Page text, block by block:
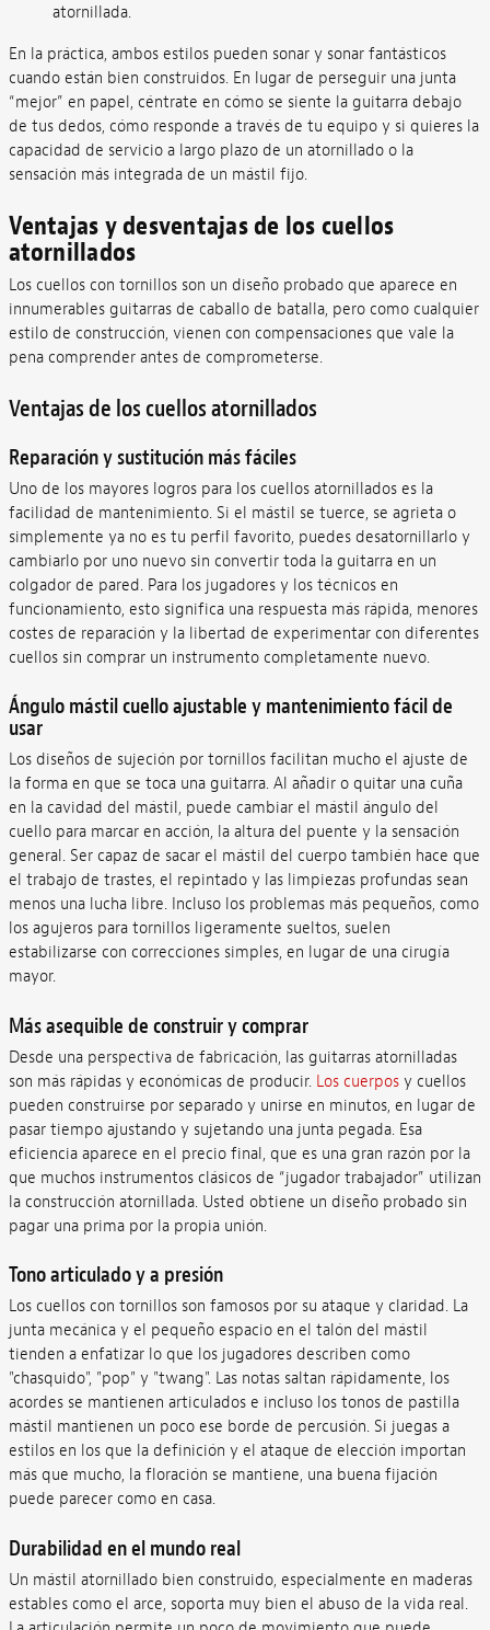
atornillada.
En la práctica, ambos estilos pueden sonar y sonar fantásticos
cuando están bien construidos. En lugar de perseguir una junta
“mejor” en papel, céntrate en cómo se siente la guitarra debajo
de tus dedos, cómo responde a través de tu equipo y si quieres la
capacidad de servicio a largo plazo de un atornillado o la
sensación más integrada de un mástil fijo.
Ventajas y desventajas de los cuellos
atornillados
Los cuellos con tornillos son un diseño probado que aparece en
innumerables guitarras de caballo de batalla, pero como cualquier
estilo de construcción, vienen con compensaciones que vale la
pena comprender antes de comprometerse.
Ventajas de los cuellos atornillados
Reparación y sustitución más fáciles
Uno de los mayores logros para los cuellos atornillados es la
facilidad de mantenimiento. Si el mástil se tuerce, se agrieta o
simplemente ya no es tu perfil favorito, puedes desatornillarlo y
cambiarlo por uno nuevo sin convertir toda la guitarra en un
colgador de pared. Para los jugadores y los técnicos en
funcionamiento, esto significa una respuesta más rápida, menores
costes de reparación y la libertad de experimentar con diferentes
cuellos sin comprar un instrumento completamente nuevo.
Ángulo mástil cuello ajustable y mantenimiento fácil de
usar
Los diseños de sujeción por tornillos facilitan mucho el ajuste de
la forma en que se toca una guitarra. Al añadir o quitar una cuña
en la cavidad del mástil, puede cambiar el mástil ángulo del
cuello para marcar en acción, la altura del puente y la sensación
general. Ser capaz de sacar el mástil del cuerpo también hace que
el trabajo de trastes, el repintado y las limpiezas profundas sean
menos una lucha libre. Incluso los problemas más pequeños, como
los agujeros para tornillos ligeramente sueltos, suelen
estabilizarse con correcciones simples, en lugar de una cirugía
mayor.
Más asequible de construir y comprar
Desde una perspectiva de fabricación, las guitarras atornilladas
son más rápidas y económicas de producir. Los cuerposy cuellos
pueden construirse por separado y unirse en minutos, en lugar de
pasar tiempo ajustando y sujetando una junta pegada. Esa
eficiencia aparece en el precio final, que es una gran razón por la
que muchos instrumentos clásicos de “jugador trabajador” utilizan
la construcción atornillada. Usted obtiene un diseño probado sin
pagar una prima por la propia unión.
Tono articulado y a presión
Los cuellos con tornillos son famosos por su ataque y claridad. La
junta mecánica y el pequeño espacio en el talón del mástil
tienden a enfatizar lo que los jugadores describen como
"chasquido", "pop" y "twang". Las notas saltan rápidamente, los
acordes se mantienen articulados e incluso los tonos de pastilla
mástil mantienen un poco ese borde de percusión. Si juegas a
estilos en los que la definición y el ataque de elección importan
más que mucho, la floración se mantiene, una buena fijación
puede parecer como en casa.
Durabilidad en el mundo real
Un mástil atornillado bien construido, especialmente en maderas
estables como el arce, soporta muy bien el abuso de la vida real.